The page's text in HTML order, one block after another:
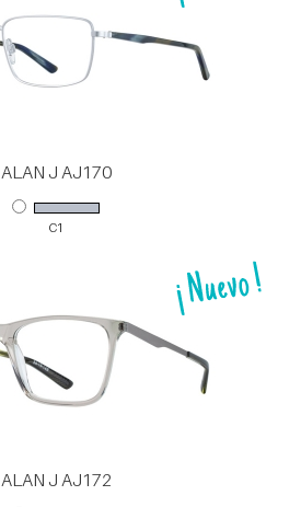
ALAN J AJ170
C1
ALAN J AJ172